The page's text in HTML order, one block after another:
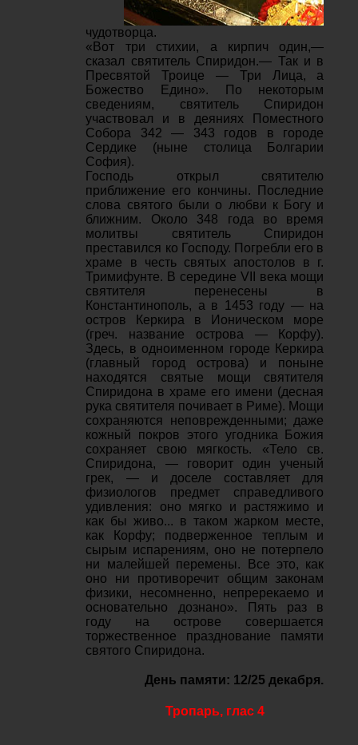
чудотворца.
«Вот три стихии, а кирпич один,—
сказал святитель Спиридон.— Так и в
Пресвятой Троице — Три Лица, а
Божество Едино». По некоторым
сведениям, святитель Спиридон
участвовал и в деяниях Поместного
Собора 342 — 343 годов в городе
Сердике (ныне столица Болгарии
София).
Господь открыл святителю
приближение его кончины. Последние
слова святого были о любви к Богу и
ближним. Около 348 года во время
молитвы святитель Спиридон
преставился ко Господу. Погребли его в
храме в честь святых апостолов в г.
Тримифунте. В середине VII века мощи
святителя перенесены в
Константинополь, а в 1453 году — на
остров Керкира в Ионическом море
(греч. название острова — Корфу).
Здесь, в одноименном городе Керкира
(главный город острова) и поныне
находятся святые мощи святителя
Спиридона в храме его имени (десная
рука святителя почивает в Риме). Мощи
сохраняются неповрежденными; даже
кожный покров этого угодника Божия
сохраняет свою мягкость. «Тело св.
Спиридона, — говорит один ученый
грек, — и доселе составляет для
физиологов предмет справедливого
удивления: оно мягко и растяжимо и
как бы живо... в таком жарком месте,
как Корфу; подверженное теплым и
сырым испарениям, оно не потерпело
ни малейшей перемены. Все это, как
оно ни противоречит общим законам
физики, несомненно, непререкаемо и
основательно дознано». Пять раз в
году на острове совершается
торжественное празднование памяти
святого Спиридона.
День памяти: 12/25 декабря.
Тропарь, глас 4